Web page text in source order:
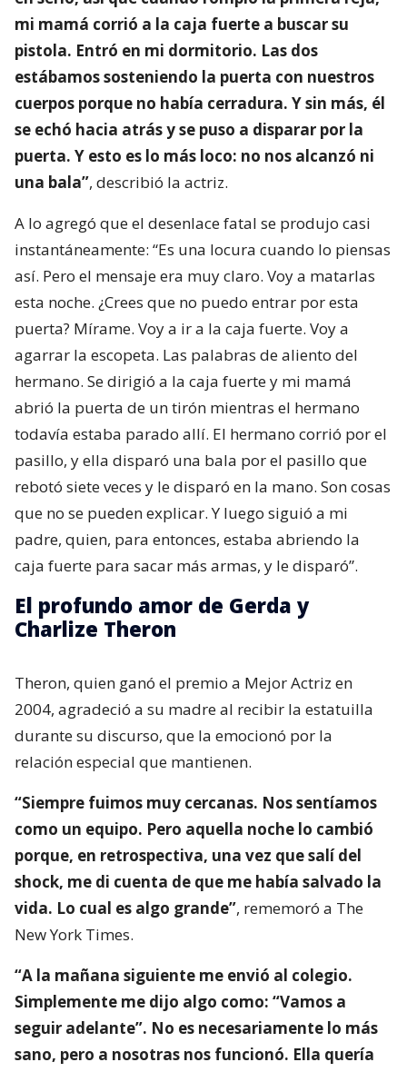
mi mamá corrió a la caja fuerte a buscar su
pistola. Entró en mi dormitorio. Las dos
estábamos sosteniendo la puerta con nuestros
cuerpos porque no había cerradura. Y sin más, él
se echó hacia atrás y se puso a disparar por la
puerta. Y esto es lo más loco: no nos alcanzó ni
una bala”, describió la actriz.
A lo agregó que el desenlace fatal se produjo casi
instantáneamente: “Es una locura cuando lo piensas
así. Pero el mensaje era muy claro. Voy a matarlas
esta noche. ¿Crees que no puedo entrar por esta
puerta? Mírame. Voy a ir a la caja fuerte. Voy a
agarrar la escopeta. Las palabras de aliento del
hermano. Se dirigió a la caja fuerte y mi mamá
abrió la puerta de un tirón mientras el hermano
todavía estaba parado allí. El hermano corrió por el
pasillo, y ella disparó una bala por el pasillo que
rebotó siete veces y le disparó en la mano. Son cosas
que no se pueden explicar. Y luego siguió a mi
padre, quien, para entonces, estaba abriendo la
caja fuerte para sacar más armas, y le disparó”.
El profundo amor de Gerda y
Charlize Theron
Theron, quien ganó el premio a Mejor Actriz en
2004, agradeció a su madre al recibir la estatuilla
durante su discurso, que la emocionó por la
relación especial que mantienen.
“Siempre fuimos muy cercanas. Nos sentíamos
como un equipo. Pero aquella noche lo cambió
porque, en retrospectiva, una vez que salí del
shock, me di cuenta de que me había salvado la
vida. Lo cual es algo grande”, rememoró a The
New York Times.
“A la mañana siguiente me envió al colegio.
Simplemente me dijo algo como: “Vamos a
seguir adelante”. No es necesariamente lo más
sano, pero a nosotras nos funcionó. Ella quería